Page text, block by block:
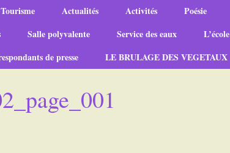
Tourisme Actualités Activités Poésie
Salle polyvalente Service des eaux L’école
de presse
LE BRULAGE DES VEGETAUX